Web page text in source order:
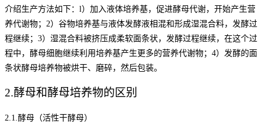
介绍生产方法如下：l）加入液体培养基，促进酵母代谢，开始产生营
养代谢物；2）谷物培养基与液体发酵液相混和形成湿混合料，发酵过
程继续；3）湿混合料被挤压成柔软面条状，发酵过程继续，在这个过
程中，酵母细胞继续利用培养基产生更多的营养代谢物；4）发酵的面
条状酵母培养物被烘干、磨碎，然后包装。
2.酵母和酵母培养物的区别
2.1.酵母（活性干酵母）